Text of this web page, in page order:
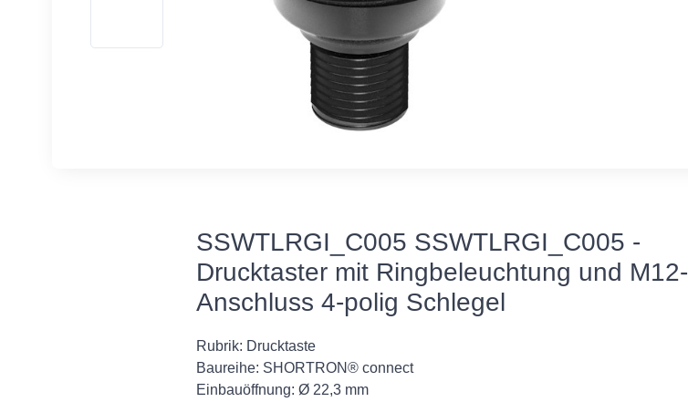
SSWTLRGI_C005 SSWTLRGI_C005 -
Drucktaster mit Ringbeleuchtung und M12-
Anschluss 4-polig Schlegel
Rubrik: Drucktaste
Baureihe: SHORTRON® connect
Einbauöffnung: Ø 22,3 mm